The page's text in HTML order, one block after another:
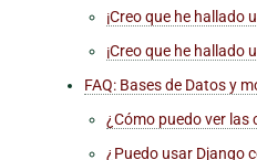
¡Creo que he hallado
¡Creo que he hallado
FAQ: Bases de Datos y
¿Cómo puedo ver las
¿Puedo usar Django